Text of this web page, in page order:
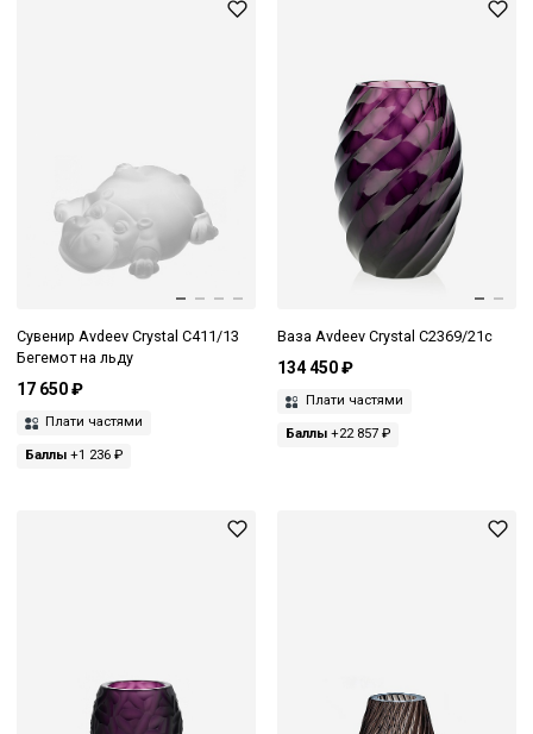
Сувенир Avdeev Crystal С411/13
Бегемот на льду
17 650 ₽
Плати частями
Баллы +1 236 ₽
Ваза Avdeev Crystal С2369/21с
134 450 ₽
Плати частями
Баллы+22 857 ₽